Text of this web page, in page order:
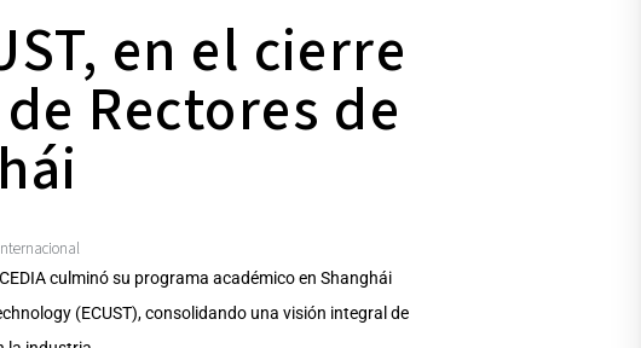
en el cierre
Rectores de
culminó su programa académico en Shanghái
(ECUST), consolidando una visión integral de